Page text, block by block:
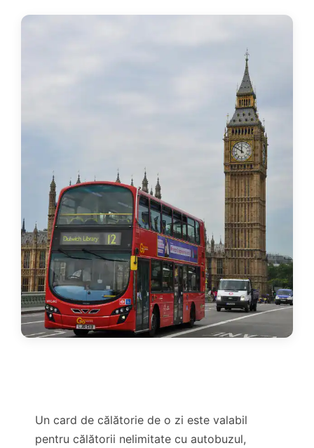
Un card de călătorie de o zi este valabil
pentru călătorii nelimitate cu autobuzul,